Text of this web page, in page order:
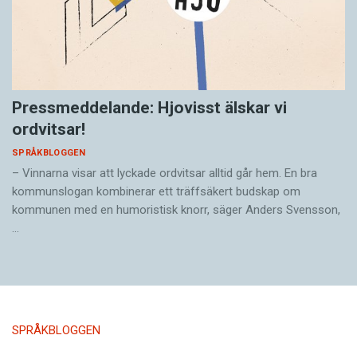
Pressmeddelande: Hjovisst älskar vi
ordvitsar!
SPRÅKBLOGGEN
– Vinnarna visar att lyckade ordvitsar alltid går hem. En bra
kommunslogan kombinerar ett träffsäkert budskap om
kommunen med en humoristisk knorr, säger Anders Svensson,
…
SPRÅKBLOGGEN